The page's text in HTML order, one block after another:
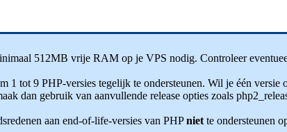
512MB vrije RAM op je VPS nodig. Controleer
1 tot 9 PHP-versies tegelijk te ondersteunen. Wil je één
dan gebruik van aanvullende release opties zoals
aan end-of-life-versies van PHPniet te ondersteunen